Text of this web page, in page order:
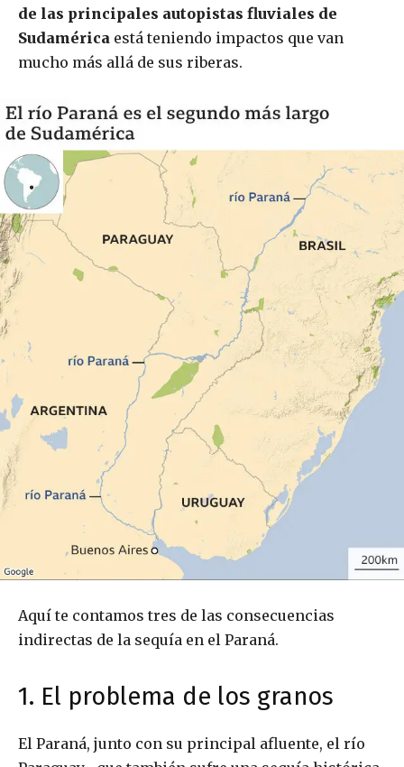
de las principales autopistas fluviales de
Sudamérica está teniendo impactos que van
mucho más allá de sus riberas.
Aquí te contamos tres de las consecuencias
indirectas de la sequía en el Paraná.
1. El problema de los granos
El Paraná, junto con su principal afluente, el río